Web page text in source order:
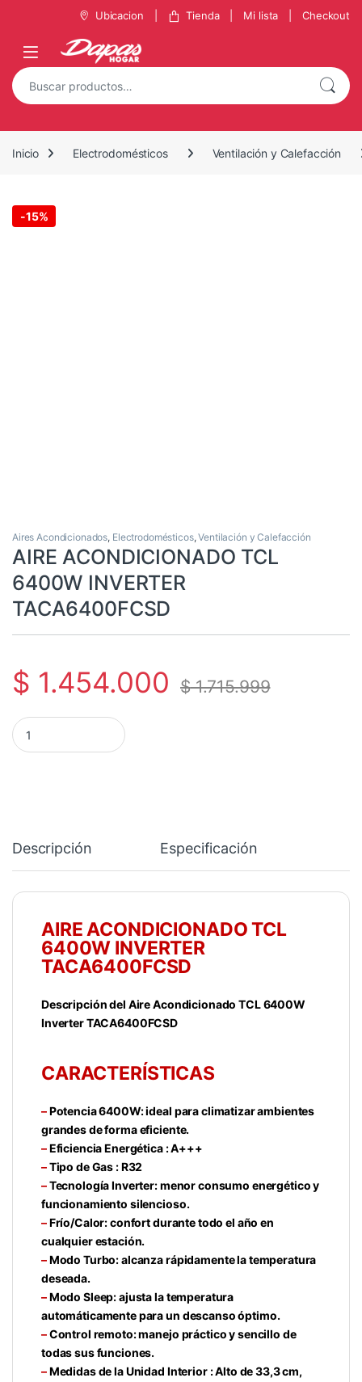
Saltar a la navegación
Saltar al contenido Ubicacion Tienda Mi lista Checkout
Buscar por:
Inicio Electrodomésticos Ventilación y Calefacción
-15%
Aires Acondicionados, Electrodomésticos,Ventilación y Calefacción
AIRE ACONDICIONADO TCL
6400W INVERTER
TACA6400FCSD
$ 1.454.000 $1.715.999
AIRE ACONDICIONADO TCL 6400W INVERTER
Descripción Especificación
AIRE ACONDICIONADO TCL
6400W INVERTER
TACA6400FCSD
Descripción del Aire Acondicionado TCL 6400W
Inverter TACA6400FCSD
CARACTERÍSTICAS
–Potencia 6400W: ideal para climatizar ambientes
grandes de forma eficiente.
–Eficiencia Energética : A+++
–Tipo de Gas : R32
–Tecnología Inverter: menor consumo energético y
funcionamiento silencioso.
–Frío/Calor: confort durante todo el año en
cualquier estación.
–Modo Turbo: alcanza rápidamente la temperatura
deseada.
–Modo Sleep: ajusta la temperatura
automáticamente para un descanso óptimo.
–Control remoto: manejo práctico y sencillo de
todas sus funciones.
–Medidas de la Unidad Interior : Alto de 33,3 cm,